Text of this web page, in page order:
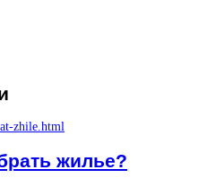
жилье?